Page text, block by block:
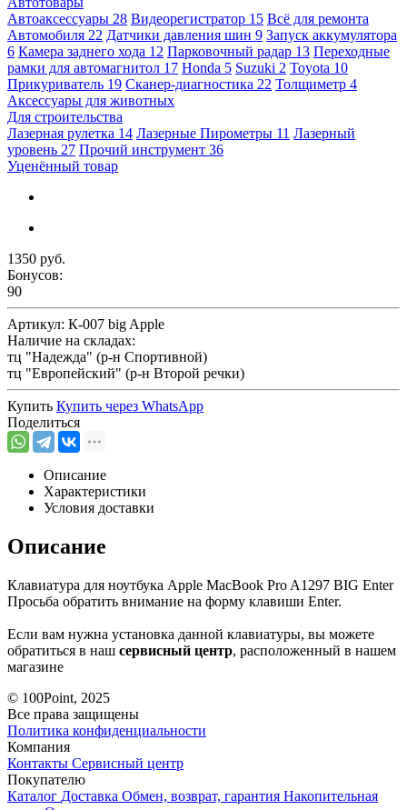
Автоаксессуары 28 Видеорегистратор 15 Всё для ремонта
Автомобиля 22 Датчики давления шин 9 Запуск аккумулятора
6 Камера заднего хода 12 Парковочный радар 13 Переходные
рамки для автомагнитол 17 Honda 5 Suzuki 2 Toyota 10
Прикуриватель 19 Сканер-диагностика 22 Толщиметр 4
Аксессуары для животных
Для строительства
Лазерная рулетка 14 Лазерные Пирометры 11 Лазерный
уровень 27 Прочий инструмент 36
Уценённый товар
1350 руб.
Бонусов:
90
Артикул: К-007 big Apple
Наличие на складах:
тц "Надежда" (р-н Спортивной)
тц "Европейский" (р-н Второй речки)
Купить Купить через WhatsApp
Поделиться
Описание
Характеристики
Условия доставки
Описание
Клавиатура для ноутбука Apple MacBook Pro A1297 BIG Enter
Просьба обратить внимание на форму клавиши Enter.
Если вам нужна установка данной клавиатуры, вы можете
обратиться в наш сервисный центр, расположенный в нашем
магазине
© 100Point, 2025
Все права защищены
Политика конфиденциальности
Компания
Контакты Сервисный центр
Покупателю
Каталог Доставка Обмен, возврат, гарантия Накопительная